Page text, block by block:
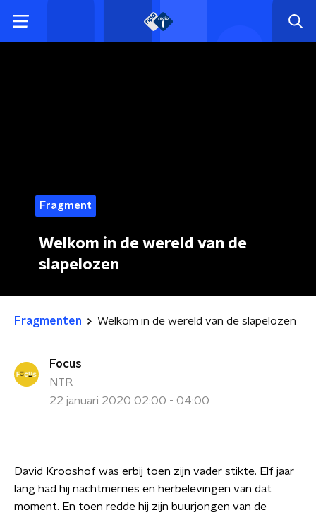
Fragment
Welkom in de wereld van de
slapelozen
Fragmenten Welkom in de wereld van de slapelozen
Focus
NTR
22 januari 2020 02:00 - 04:00
David Krooshof was erbij toen zijn vader stikte. Elf jaar
lang had hij nachtmerries en herbelevingen van dat
moment. En toen redde hij zijn buurjongen van de